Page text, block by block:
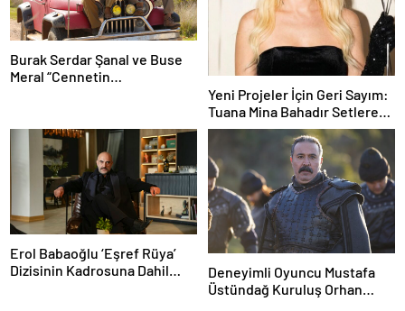
Burak Serdar Şanal ve Buse
Meral “Cennetin
Yeni Projeler İçin Geri Sayım:
Tuana Mina Bahadır Setlere
Hazırlanıyor
Erol Babaoğlu ‘Eşref Rüya’
Dizisinin Kadrosuna Dahil
Deneyimli Oyuncu Mustafa
Üstündağ Kuruluş Orhan